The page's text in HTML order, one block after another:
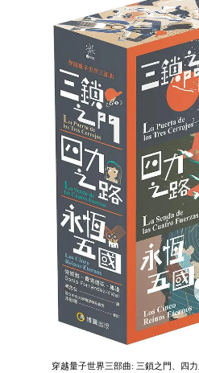
穿越量子世界三部曲: 三鎖之門、四